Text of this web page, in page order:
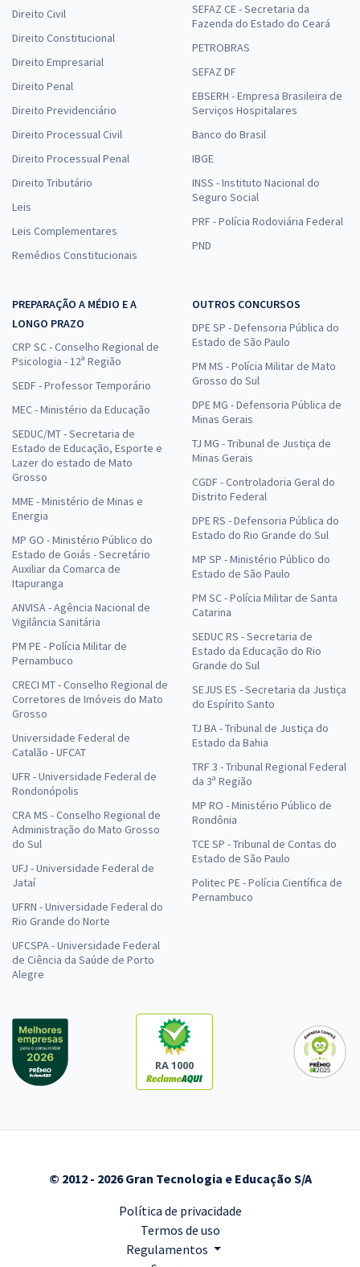
Direito Civil
Direito Constitucional
Direito Empresarial
Direito Penal
Direito Previdenciário
Direito Processual Civil
Direito Processual Penal
Direito Tributário
Leis
Leis Complementares
Remédios Constitucionais
SEFAZ CE - Secretaria da
Fazenda do Estado do Ceará
PETROBRAS
SEFAZ DF
EBSERH - Empresa Brasileira de
Serviços Hospitalares
Banco do Brasil
IBGE
INSS - Instituto Nacional do
Seguro Social
PRF - Polícia Rodoviária Federal
PND
PREPARAÇÃO A MÉDIO E A
LONGO PRAZO
CRP SC - Conselho Regional de
Psicologia - 12ª Região
SEDF - Professor Temporário
MEC - Ministério da Educação
SEDUC/MT - Secretaria de
Estado de Educação, Esporte e
Lazer do estado de Mato
Grosso
MME - Ministério de Minas e
Energia
MP GO - Ministério Público do
Estado de Goiás - Secretário
Auxiliar da Comarca de
Itapuranga
ANVISA - Agência Nacional de
Vigilância Sanitária
PM PE - Polícia Militar de
Pernambuco
CRECI MT - Conselho Regional de
Corretores de Imóveis do Mato
Grosso
Universidade Federal de
Catalão - UFCAT
UFR - Universidade Federal de
Rondonópolis
CRA MS - Conselho Regional de
Administração do Mato Grosso
do Sul
UFJ - Universidade Federal de
Jataí
UFRN - Universidade Federal do
Rio Grande do Norte
UFCSPA - Universidade Federal
de Ciência da Saúde de Porto
Alegre
OUTROS CONCURSOS
DPE SP - Defensoria Pública do
Estado de São Paulo
PM MS - Polícia Militar de Mato
Grosso do Sul
DPE MG - Defensoria Pública de
Minas Gerais
TJ MG - Tribunal de Justiça de
Minas Gerais
CGDF - Controladoria Geral do
Distrito Federal
DPE RS - Defensoria Pública do
Estado do Rio Grande do Sul
MP SP - Ministério Público do
Estado de São Paulo
PM SC - Polícia Militar de Santa
Catarina
SEDUC RS - Secretaria de
Estado da Educação do Rio
Grande do Sul
SEJUS ES - Secretaria da Justiça
do Espírito Santo
TJ BA - Tribunal de Justiça do
Estado da Bahia
TRF 3 - Tribunal Regional Federal
da 3ª Região
MP RO - Ministério Público de
Rondônia
TCE SP - Tribunal de Contas do
Estado de São Paulo
Politec PE - Polícia Científica de
Pernambuco
RA 1000
© 2012 - 2026 Gran Tecnologia e Educação S/A
Política de privacidade
Termos de uso
Regulamentos